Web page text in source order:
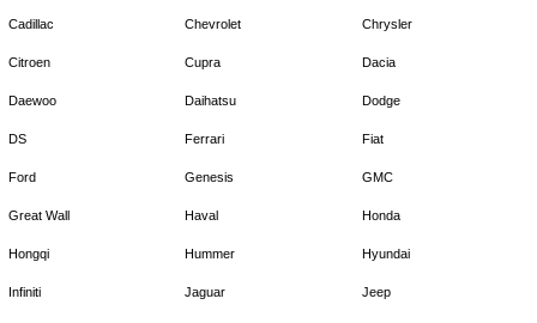
Cadillac Chevrolet Chrysler
Citroen Cupra Dacia
Daewoo Daihatsu Dodge
DS Ferrari Fiat
Ford Genesis GMC
Great Wall Haval Honda
Hongqi Hummer Hyundai
Infiniti Jaguar Jeep